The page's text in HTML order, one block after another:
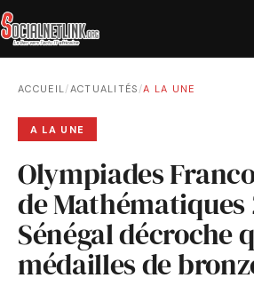
ACCUEIL/ACTUALITÉS /A LA UNE
A LA UNE
Olympiades
de Mathématiques
Sénégal décroche
médailles de